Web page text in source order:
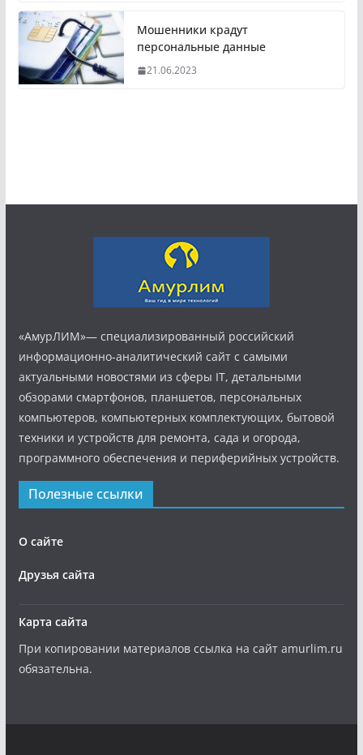
Мошенники крадут
персональные данные
21.06.2023
«АмурЛИМ»— специализированный российский
информационно-аналитический сайт с самыми
актуальными новостями из сферы IT, детальными
обзорами смартфонов, планшетов, персональных
компьютеров, компьютерных комплектующих, бытовой
техники и устройств для ремонта, сада и огорода,
программного обеспечения и периферийных устройств.
Полезные ссылки
О сайте
Друзья сайта
Карта сайта
При копировании материалов ссылка на сайт amurlim.ru
обязательна.